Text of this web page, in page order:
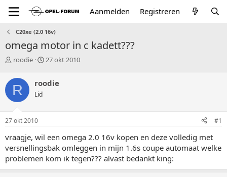
Aanmelden Registreren
C20xe (2.0 16v)
omega motor in c kadett???
T
p
i
c
s
a
t
e
r
roodie
S
r
a
m
27 okt 2010
R roodie
Lid
27 okt 2010 #1
vraagje, wil een omega 2.0 16v kopen en deze volledig met
versnellingsbak omleggen in mijn 1.6s coupe automaat welke
problemen kom ik tegen??? alvast bedankt king: